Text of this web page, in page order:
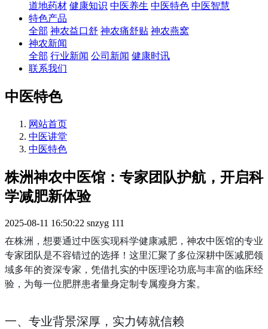
道地药材 健康知识 中医养生 中医特色 中医智慧
特色产品
全部 神农益口舒 神农痛舒贴 神农燕窝
神农新闻
全部 行业新闻 公司新闻 健康时讯
联系我们
中医特色
网站首页
中医讲堂
中医特色
株洲神农中医馆：专家团队护航，开启科
学减肥新体验
2025-08-11 16:50:22 snzyg 111
在株洲，想要通过中医实现科学健康减肥，神农中医馆的专业
专家团队是不容错过的选择！这里汇聚了多位深耕中医减肥领
域多年的资深专家，凭借扎实的中医理论功底与丰富的临床经
验，为每一位肥胖患者量身定制专属瘦身方案。
一、专业背景深厚，实力铸就信赖